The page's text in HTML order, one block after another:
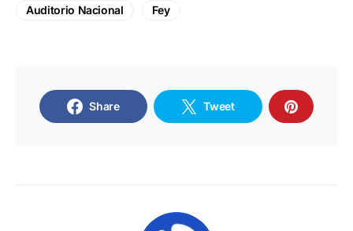
Auditorio Nacional Fey
Share Tweet